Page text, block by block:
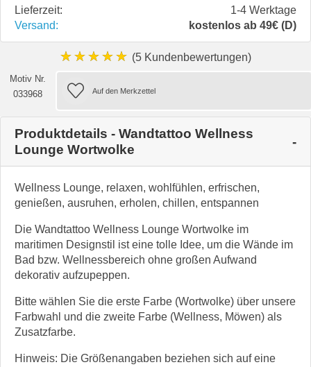
Lieferzeit:
1-4 Werktage
Versand:
kostenlos ab 49€ (D)
★★★★★ (5 Kundenbewertungen)
Motiv Nr.
033968
Produktdetails - Wandtattoo Wellness
Lounge Wortwolke
Wellness Lounge, relaxen, wohlfühlen, erfrischen,
genießen, ausruhen, erholen, chillen, entspannen
Die Wandtattoo Wellness Lounge Wortwolke im
maritimen Designstil ist eine tolle Idee, um die Wände im
Bad bzw. Wellnessbereich ohne großen Aufwand
dekorativ aufzupeppen.
Bitte wählen Sie die erste Farbe (Wortwolke) über unsere
Farbwahl und die zweite Farbe (Wellness, Möwen) als
Zusatzfarbe.
Hinweis: Die Größenangaben beziehen sich auf eine